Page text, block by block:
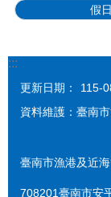
假
:::
更新日期：
115-
資料維護：臺南
臺南市漁港及近
708201臺南市安